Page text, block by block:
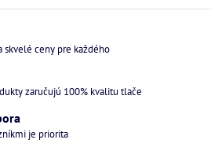
skvelé ceny pre každého
zaručujú 100% kvalitu tlače
je priorita